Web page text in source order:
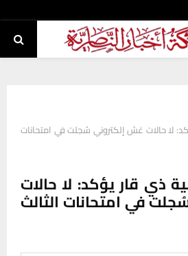
لا حالات غش إلكتروني سُجلت في امتحانات
ذي قار يؤكد: لا حالات
في امتحانات الثالث